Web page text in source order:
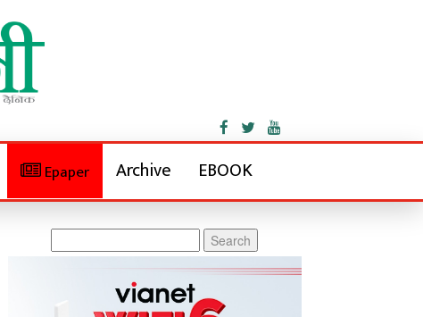
Epaper Archive EBOOK
for: